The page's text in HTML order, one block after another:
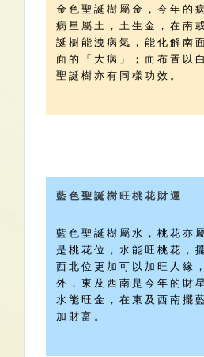
金 色 聖 誕 樹 屬 金 ， 今 年 的
病 星 屬 土 ， 土 生 金 ， 在 南
誕 樹 能 洩 病 氣 ， 能 化 解 南
面 的 「 大 病 」 ； 而 布 置 以
聖 誕 樹 亦 有 同 樣 功 效 。
藍 色 聖 誕 樹 旺 桃 花 財 運
藍 色 聖 誕 樹 屬 水 ， 桃 花 亦
是 桃 花 位 ， 水 能 旺 桃 花 ，
西 北 位 更 加 可 以 加 旺 人 緣
外 ， 東 及 西 南 是 今 年 的 財
水 能 旺 金 ， 在 東 及 西 南 擺
加 財 富 。